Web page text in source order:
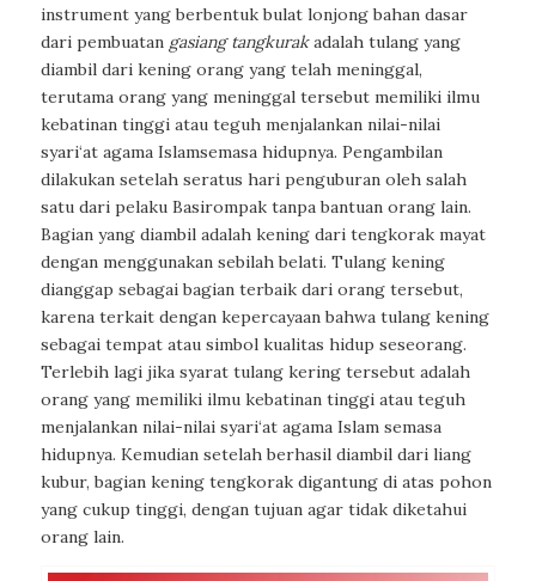
instrument yang berbentuk bulat lonjong bahan dasar
dari pembuatan gasiang tangkurakadalah tulang yang
diambil dari kening orang yang telah meninggal,
terutama orang yang meninggal tersebut memiliki ilmu
kebatinan tinggi atau teguh menjalankan nilai-nilai
syari‘at agama Islamsemasa hidupnya. Pengambilan
dilakukan setelah seratus hari penguburan oleh salah
satu dari pelaku Basirompak tanpa bantuan orang lain.
Bagian yang diambil adalah kening dari tengkorak mayat
dengan menggunakan sebilah belati. Tulang kening
dianggap sebagai bagian terbaik dari orang tersebut,
karena terkait dengan kepercayaan bahwa tulang kening
sebagai tempat atau simbol kualitas hidup seseorang.
Terlebih lagi jika syarat tulang kering tersebut adalah
orang yang memiliki ilmu kebatinan tinggi atau teguh
menjalankan nilai-nilai syari‘at agama Islam semasa
hidupnya. Kemudian setelah berhasil diambil dari liang
kubur, bagian kening tengkorak digantung di atas pohon
yang cukup tinggi, dengan tujuan agar tidak diketahui
orang lain.